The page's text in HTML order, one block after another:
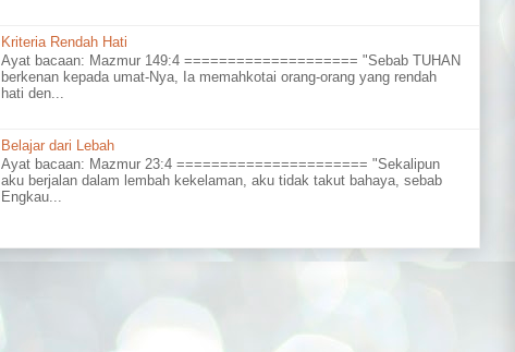
Kriteria Rendah Hati
Ayat bacaan: Mazmur 149:4 ==================== "Sebab TUHAN
berkenan kepada umat-Nya, Ia memahkotai orang-orang yang rendah
hati den...
Belajar dari Lebah
Ayat bacaan: Mazmur 23:4 ====================== "Sekalipun
aku berjalan dalam lembah kekelaman, aku tidak takut bahaya, sebab
Engkau...